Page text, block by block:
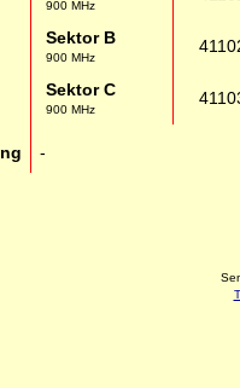
900 MHz
Sektor B
900 MHz
Sektor C
900 MHz
-